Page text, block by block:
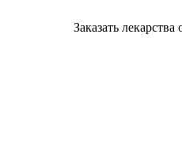
Заказать лекарства